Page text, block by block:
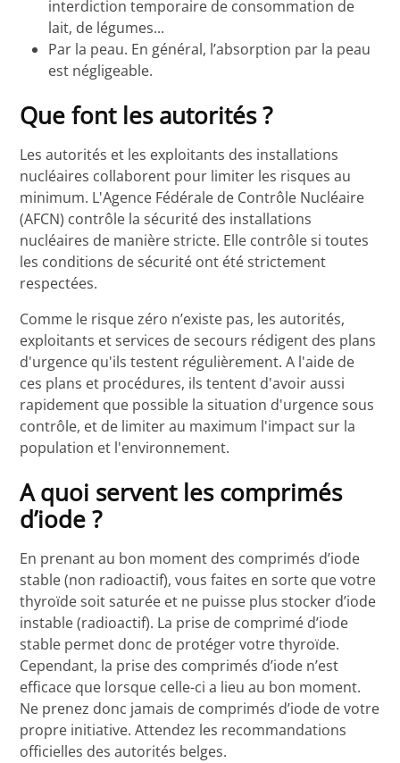
interdiction temporaire de consommation de
lait, de légumes...
Par la peau. En général, l’absorption par la peau
est négligeable.
Que font les autorités ?
Les autorités et les exploitants des installations
nucléaires collaborent pour limiter les risques au
minimum. L'Agence Fédérale de Contrôle Nucléaire
(AFCN) contrôle la sécurité des installations
nucléaires de manière stricte. Elle contrôle si toutes
les conditions de sécurité ont été strictement
respectées.
Comme le risque zéro n’existe pas, les autorités,
exploitants et services de secours rédigent des plans
d'urgence qu'ils testent régulièrement. A l'aide de
ces plans et procédures, ils tentent d'avoir aussi
rapidement que possible la situation d'urgence sous
contrôle, et de limiter au maximum l'impact sur la
population et l'environnement.
A quoi servent les comprimés
d’iode ?
En prenant au bon moment des comprimés d’iode
stable (non radioactif), vous faites en sorte que votre
thyroïde soit saturée et ne puisse plus stocker d’iode
instable (radioactif). La prise de comprimé d’iode
stable permet donc de protéger votre thyroïde.
Cependant, la prise des comprimés d’iode n’est
efficace que lorsque celle-ci a lieu au bon moment.
Ne prenez donc jamais de comprimés d’iode de votre
propre initiative. Attendez les recommandations
officielles des autorités belges.